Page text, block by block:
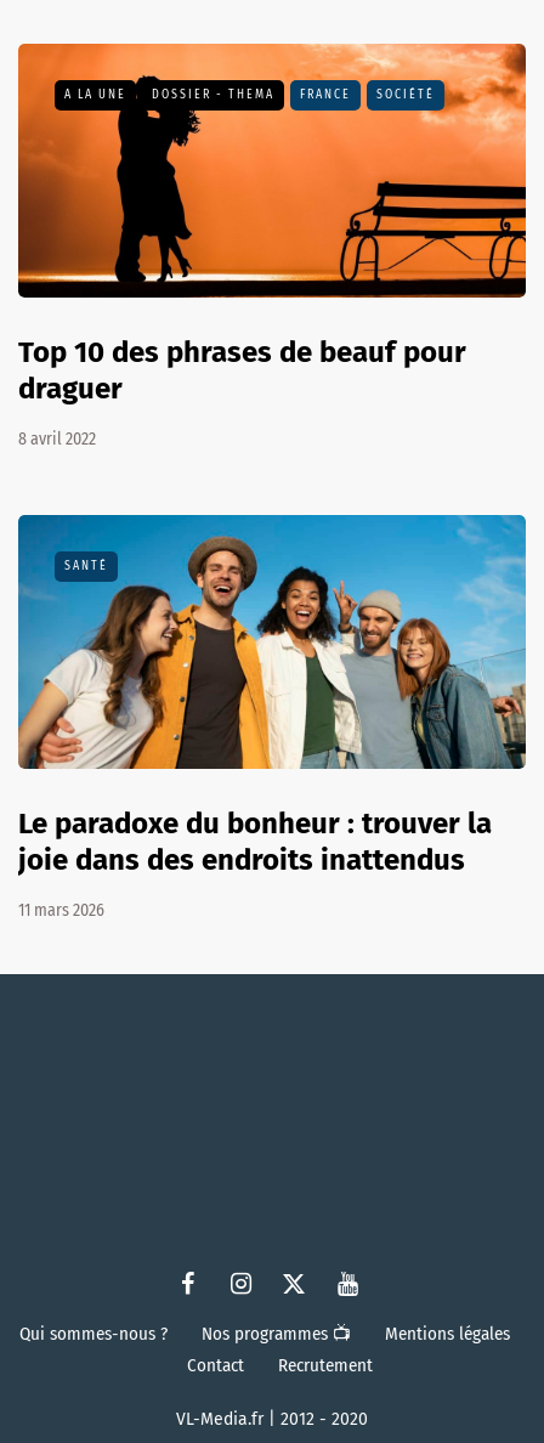
A LA UNE DOSSIER - THEMA FRANCE SOCIÉTÉ
Top 10 des phrases de beauf pour
draguer
8 avril 2022
SANTÉ
Le paradoxe du bonheur : trouver la
joie dans des endroits inattendus
11 mars 2026
Qui sommes-nous ? Nos programmes 📺
Mentions légales
Contact
Recrutement
VL-Media.fr | 2012 - 2020